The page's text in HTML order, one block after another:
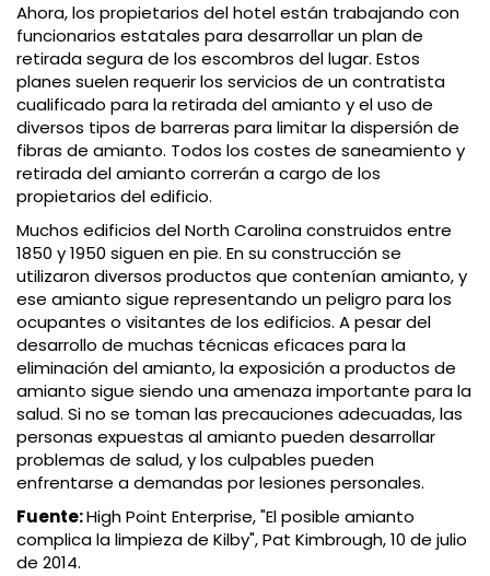
Ahora, los propietarios del hotel están trabajando con
funcionarios estatales para desarrollar un plan de
retirada segura de los escombros del lugar. Estos
planes suelen requerir los servicios de un contratista
cualificado para la retirada del amianto y el uso de
diversos tipos de barreras para limitar la dispersión de
fibras de amianto. Todos los costes de saneamiento y
retirada del amianto correrán a cargo de los
propietarios del edificio.
Muchos edificios del North Carolina construidos entre
1850 y 1950 siguen en pie. En su construcción se
utilizaron diversos productos que contenían amianto, y
ese amianto sigue representando un peligro para los
ocupantes o visitantes de los edificios. A pesar del
desarrollo de muchas técnicas eficaces para la
eliminación del amianto, la exposición a productos de
amianto sigue siendo una amenaza importante para la
salud. Si no se toman las precauciones adecuadas, las
personas expuestas al amianto pueden desarrollar
problemas de salud, y los culpables pueden
enfrentarse a demandas por lesiones personales.
Fuente:High Point Enterprise, "El posible amianto
complica la limpieza de Kilby", Pat Kimbrough, 10 de julio
de 2014.